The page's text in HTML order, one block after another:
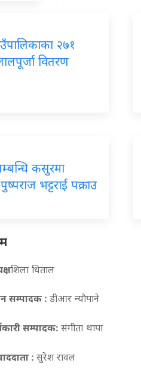
२७१
वितरण
कसुरमा
भट्टराई पक्राउ
:शिला धिताल
सम्पादक : डीआर न्याैपाने
सम्पादक: संगीता थापा
: सुरेश रावल